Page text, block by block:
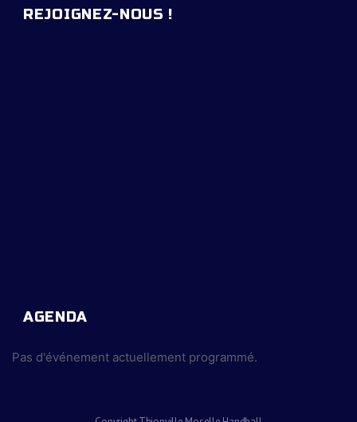
REJOIGNEZ-NOUS !
AGENDA
Pas d'événement actuellement programmé.